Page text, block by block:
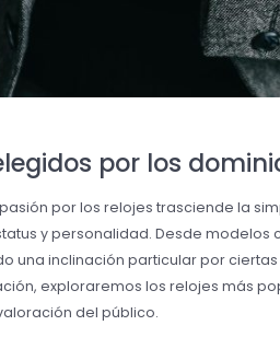
por los
por los relojes trasciende la
y personalidad. Desde modelos
una inclinación particular por
exploraremos los relojes más
del público.